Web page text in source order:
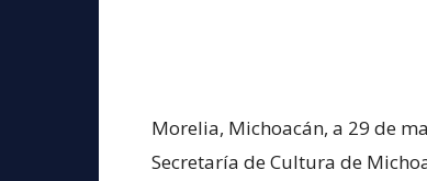
Morelia, Michoacán, a 29 de
Secretaría de Cultura de